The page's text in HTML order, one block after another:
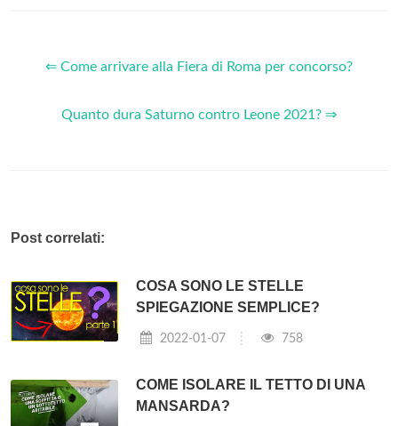
⇐ Come arrivare alla Fiera di Roma per concorso?
Quanto dura Saturno contro Leone 2021? ⇒
Post correlati:
COSA SONO LE STELLE
SPIEGAZIONE SEMPLICE?
2022-01-07 758
COME ISOLARE IL TETTO DI UNA
MANSARDA?